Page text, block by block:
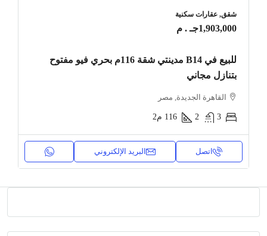
شقق, عقارات سكنية
1,903,000جـ . م
للبيع في B14 مدينتي شقة 116م بحري فيو مفتوح
بتنازل مجاني
القاهرة الجديدة, مصر
3
2
116 م2
اتصل البريد الإلكتروني